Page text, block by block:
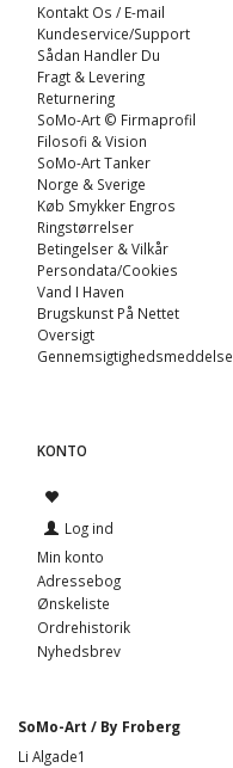
Kontakt Os / E-mail
Kundeservice/Support
Sådan Handler Du
Fragt & Levering
Returnering
SoMo-Art © Firmaprofil
Filosofi & Vision
SoMo-Art Tanker
Norge & Sverige
Køb Smykker Engros
Ringstørrelser
Betingelser & Vilkår
Persondata/Cookies
Vand I Haven
Brugskunst På Nettet
Oversigt
Gennemsigtighedsmeddelse
KONTO
Log ind
Min konto
Adressebog
Ønskeliste
Ordrehistorik
Nyhedsbrev
SoMo-Art / By Froberg
Li Algade1